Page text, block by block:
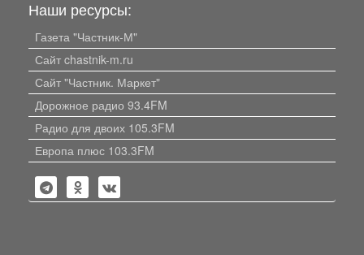
Наши ресурсы:
Газета "Частник-М"
Сайт chastnik-m.ru
Сайт "Частник. Маркет"
Дорожное радио 93.4FM
Радио для двоих 105.3FM
Европа плюс 103.3FM